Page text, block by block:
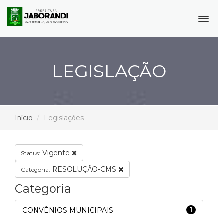
LEGISLAÇÃO
Início Legislações
Status: Vigente
Categoria: RESOLUÇÃO-CMS
Categoria
CONVÊNIOS MUNICIPAIS 1